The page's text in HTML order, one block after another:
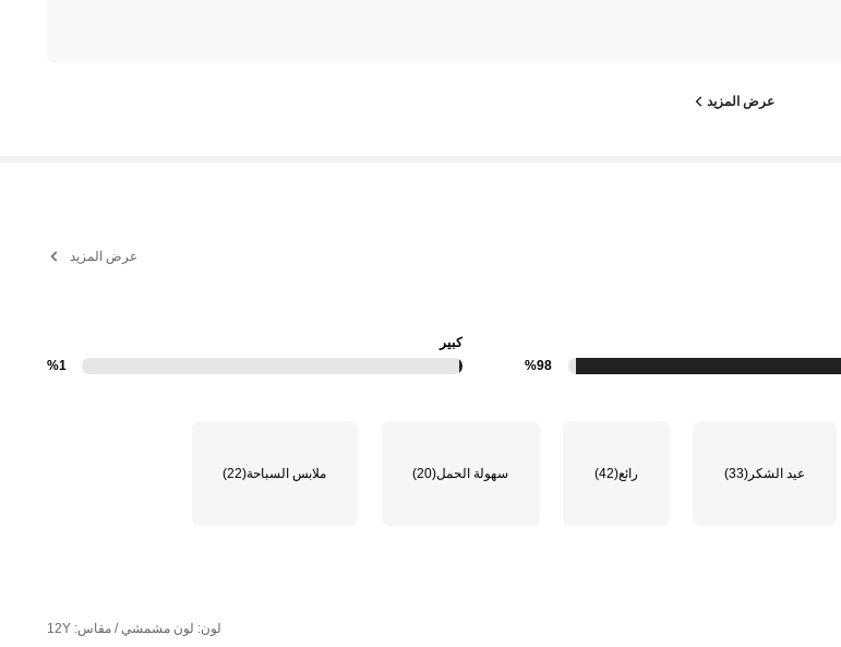
عرض المزيد
عرض المزيد
%98
كبير
%1
عيد الشكر(33) رائع(42) سهولة الحمل(20) ملابس السباحة(22)
لون: لون مشمشي / مقاس: 12Y